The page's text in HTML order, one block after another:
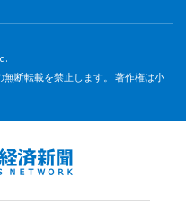
断転載を禁止します。 著作権は小